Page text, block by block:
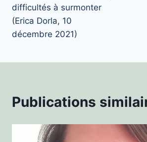
difficultés à surmonter
(Erica Dorla, 10
décembre 2021)
Publications